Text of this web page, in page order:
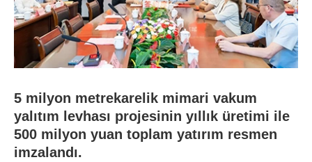
5 milyon metrekarelik mimari vakum
yalıtım levhası projesinin yıllık üretimi ile
500 milyon yuan toplam yatırım resmen
imzalandı.